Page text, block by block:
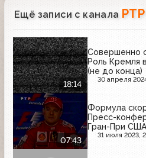
Ещё записи с канала РТР
18:14
Совершенно
Роль Кремля
(не до конца)
30 апреля
07:43
Формула
Пресс-
Гран-При США
31 июля 2023,